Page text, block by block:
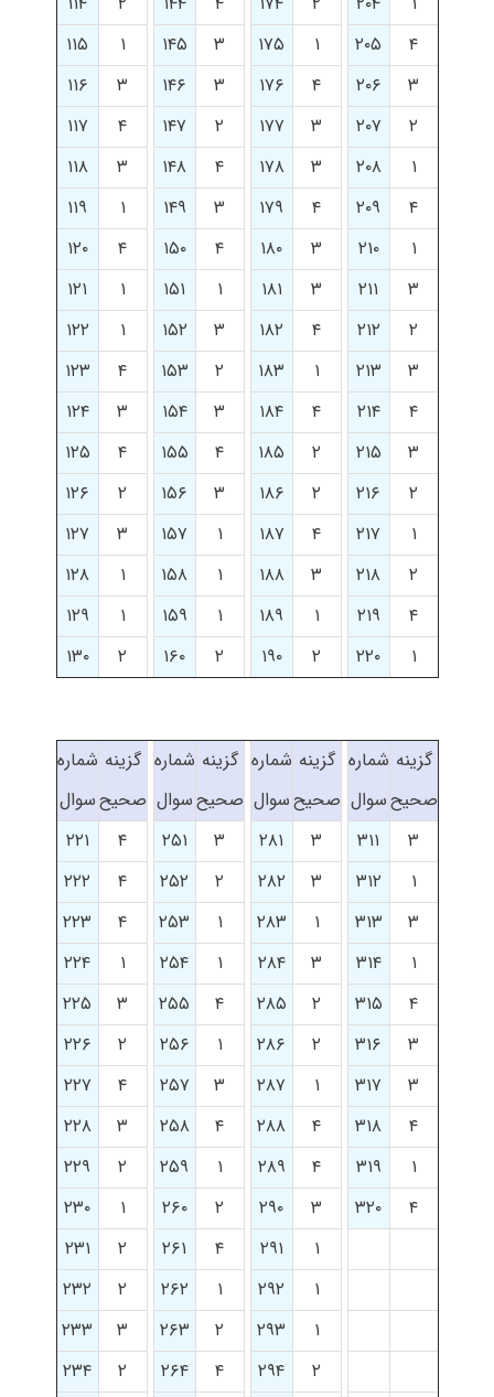
۴
۲۰۵ ۱ ۱۷۵ ۳ ۱۴۵ ۱
۱۱۵
۳
۲۰۶ ۴ ۱۷۶ ۳ ۱۴۶ ۳
۱۱۶
۲
۲۰۷ ۳ ۱۷۷ ۲ ۱۴۷ ۴
۱۱۷
۱
۲۰۸ ۳ ۱۷۸ ۴ ۱۴۸ ۳
۱۱۸
۴
۲۰۹ ۴ ۱۷۹ ۳ ۱۴۹ ۱
۱۱۹
۱
۲۱۰ ۳ ۱۸۰ ۴ ۱۵۰ ۴
۱۲۰
۳
۲۱۱ ۳ ۱۸۱ ۱ ۱۵۱ ۱
۱۲۱
۲
۲۱۲ ۴ ۱۸۲ ۳ ۱۵۲ ۱
۱۲۲
۳
۲۱۳ ۱ ۱۸۳ ۲ ۱۵۳ ۴
۱۲۳
۴
۲۱۴ ۴ ۱۸۴ ۳ ۱۵۴ ۳
۱۲۴
۳
۲۱۵ ۲ ۱۸۵ ۴ ۱۵۵ ۴
۱۲۵
۲
۲۱۶ ۲ ۱۸۶ ۳ ۱۵۶ ۲
۱۲۶
۱
۲۱۷ ۴ ۱۸۷ ۱ ۱۵۷ ۳
۱۲۷
۲
۲۱۸ ۳ ۱۸۸ ۱ ۱۵۸ ۱
۱۲۸
۴
۲۱۹ ۱ ۱۸۹ ۱ ۱۵۹ ۱
۱۲۹
۱
۲۲۰ ۲ ۱۹۰ ۲ ۱۶۰ ۲ ۱۳۰
گزینه
صحیح
شماره
سوال
گزینه
صحیح
شماره
سوال
گزینه
صحیح
شماره
سوال
گزینه
صحیح
شماره
سوال
۳
۳۱۱ ۳ ۲۸۱ ۳ ۲۵۱ ۴
۲۲۱
۱
۳۱۲ ۳ ۲۸۲ ۲ ۲۵۲ ۴
۲۲۲
۳
۳۱۳ ۱ ۲۸۳ ۱ ۲۵۳ ۴
۲۲۳
۱
۳۱۴ ۳ ۲۸۴ ۱ ۲۵۴ ۱
۲۲۴
۴
۳۱۵ ۲ ۲۸۵ ۴ ۲۵۵ ۳
۲۲۵
۳
۳۱۶ ۲ ۲۸۶ ۱ ۲۵۶ ۲
۲۲۶
۳
۳۱۷ ۱ ۲۸۷ ۳ ۲۵۷ ۴
۲۲۷
۴
۳۱۸ ۴ ۲۸۸ ۴ ۲۵۸ ۳
۲۲۸
۱
۳۱۹ ۴ ۲۸۹ ۱ ۲۵۹ ۲
۲۲۹
۴
۳۲۰ ۳ ۲۹۰ ۲ ۲۶۰ ۱
۲۳۰
۱
۲۹۱ ۴ ۲۶۱ ۲
۲۳۱
۱
۲۹۲ ۱ ۲۶۲ ۲
۲۳۲
۱
۲۹۳ ۲ ۲۶۳ ۳
۲۳۳
۲
۲۹۴ ۴ ۲۶۴ ۲
۲۳۴